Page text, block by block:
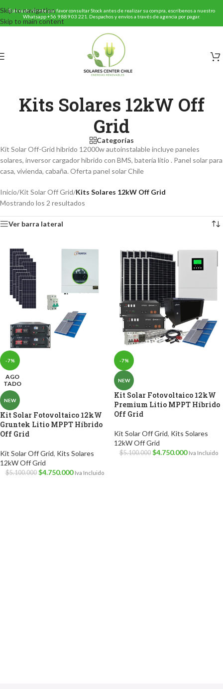
Skip to navigation
Skip to main content
Estimado cliente por favor consultar Stock antes de realizar su compra, escríbenos a nuestro
Whatsapp+56 9 889 03 221 . Despachos y envíos a través de agencia por pagar.
Kits Solares 12kW Off
Grid
Categorías
Kit Solar Off-Grid hibrido 12000w autoinstalable incluye paneles
solares, inversor cargador hibrido con BMS, batería litio . Panel solar para
casa, vivienda, cabaña. Oferta panel solar Chile
Inicio/Kit Solar Off Grid/Kits Solares 12kW Off Grid
Mostrando los 2 resultados
Ver barra lateral
-7%
AGO
TADO
NEW
Kit Solar Fotovoltaico 12kW
Gruntek Litio MPPT Híbrido
Off Grid
Kit Solar Off Grid, Kits Solares
12kW Off Grid
$5.100.000 $4.750.000 Iva Incluido
-7%
NEW
Kit Solar Fotovoltaico 12kW
Premium Litio MPPT Híbrido
Off Grid
Kit Solar Off Grid, Kits Solares
12kW Off Grid
$5.100.000 $4.750.000 Iva Incluido